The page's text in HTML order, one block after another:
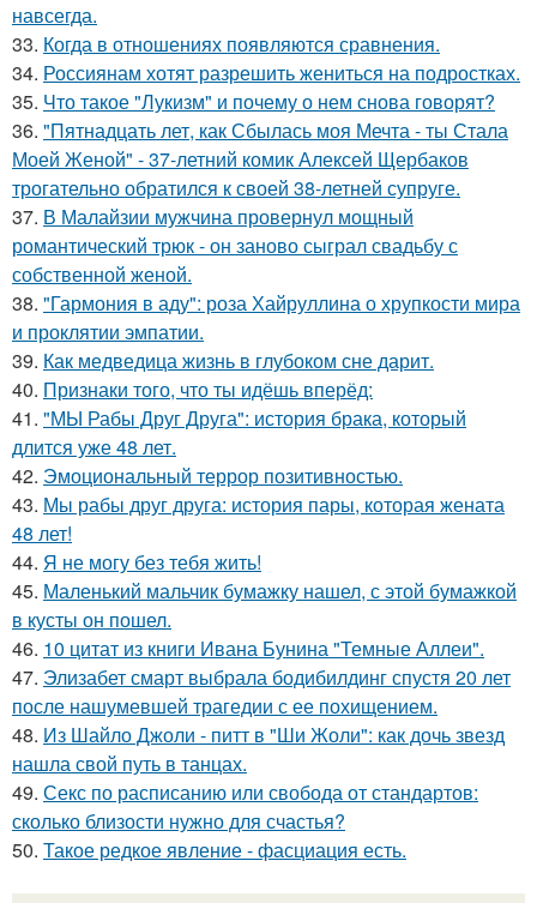
навсегда.
33. Когда в отношениях появляются сравнения.
34. Россиянам хотят разрешить жениться на подростках.
35. Что такое "Лукизм" и почему о нем снова говорят?
36. "Пятнадцать лет, как Сбылась моя Мечта - ты Стала
Моей Женой" - 37-летний комик Алексей Щербаков
трогательно обратился к своей 38-летней супруге.
37. В Малайзии мужчина провернул мощный
романтический трюк - он заново сыграл свадьбу с
собственной женой.
38. "Гармония в аду": роза Хайруллина о хрупкости мира
и проклятии эмпатии.
39. Как медведица жизнь в глубоком сне дарит.
40. Признаки того, что ты идёшь вперёд:
41. "МЫ Рабы Друг Друга": история брака, который
длится уже 48 лет.
42. Эмоциональный террор позитивностью.
43. Мы рабы друг друга: история пары, которая жената
48 лет!
44. Я не могу без тебя жить!
45. Маленький мальчик бумажку нашел, с этой бумажкой
в кусты он пошел.
46. 10 цитат из книги Ивана Бунина "Темные Аллеи".
47. Элизабет смарт выбрала бодибилдинг спустя 20 лет
после нашумевшей трагедии с ее похищением.
48. Из Шайло Джоли - питт в "Ши Жоли": как дочь звезд
нашла свой путь в танцах.
49. Секс по расписанию или свобода от стандартов:
сколько близости нужно для счастья?
50. Такое редкое явление - фасциация есть.